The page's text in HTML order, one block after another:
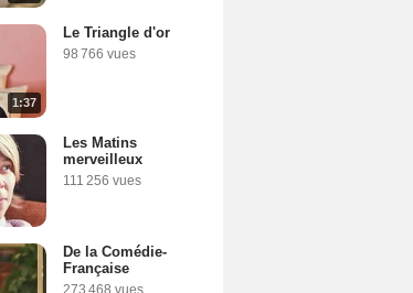
1:37
Le Triangle d'or
98 766 vues
Les Matins
merveilleux
111 256 vues
De la Comédie-
Française
273 468 vues